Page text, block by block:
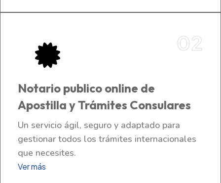
02
Notario publico online de
Apostilla y Trámites Consulares
Un servicio ágil, seguro y adaptado para
gestionar todos los trámites internacionales
que necesites.
Ver más